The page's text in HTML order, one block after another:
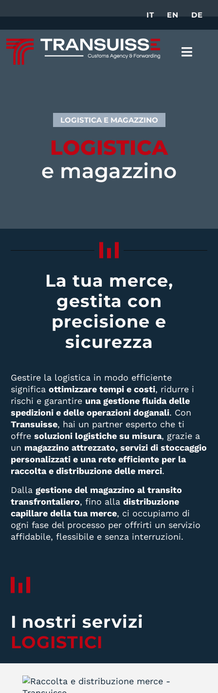
IT EN DE
LOGISTICA E MAGAZZINO
LOGISTICA
e magazzino
La tua merce,
gestita con
precisione e
sicurezza
Gestire la logistica in modo efficiente
significaottimizzare tempi e costi, ridurre i
rischi e garantire una gestione fluida delle
spedizioni e delle operazioni doganali. Con
Transuisse, hai un partner esperto che ti
offresoluzioni logistiche su misura, grazie a
un magazzino attrezzato, servizi di stoccaggio
personalizzati e una rete efficiente per la
raccolta e distribuzione delle merci.
Dallagestione del magazzino al transito
transfrontaliero, fino alladistribuzione
capillare della tua merce, ci occupiamo di
ogni fase del processo per offrirti un servizio
affidabile, flessibile e senza interruzioni.
I nostri servizi
LOGISTICI